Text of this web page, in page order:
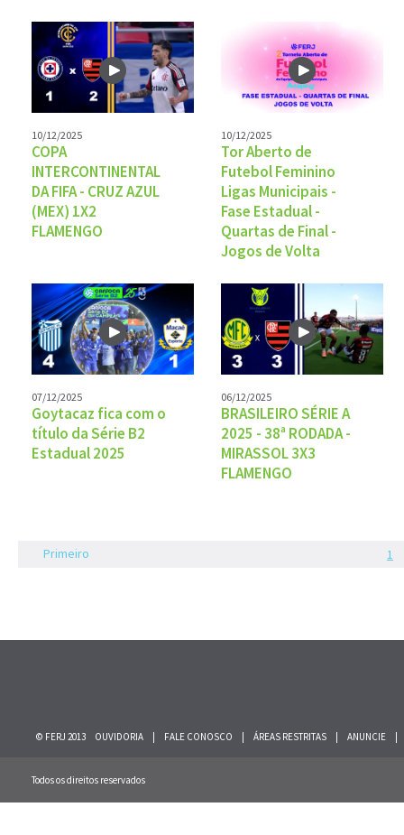
10/12/2025
COPA
INTERCONTINENTAL
DA FIFA - CRUZ AZUL
(MEX) 1X2
FLAMENGO
10/12/2025
Tor Aberto de
Futebol Feminino
Ligas Municipais -
Fase Estadual -
Quartas de Final -
Jogos de Volta
07/12/2025
Goytacaz fica com o
título da Série B2
Estadual 2025
06/12/2025
BRASILEIRO SÉRIE A
2025 - 38ª RODADA -
MIRASSOL 3X3
FLAMENGO
Primeiro 1
© FERJ 2013 OUVIDORIA FALE CONOSCO ÁREAS RESTRITAS ANUNCIE
Todos os direitos reservados